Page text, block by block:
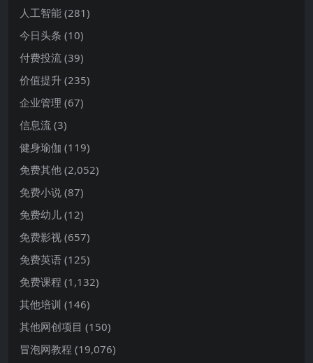
人工智能 (281)
今日头条 (10)
付费投流 (39)
价值提升 (235)
企业管理 (67)
信息流 (3)
健身瑜伽 (119)
免费其他 (2,052)
免费小说 (87)
免费幼儿 (12)
免费影视 (657)
免费英语 (125)
免费课程 (1,132)
其他培训 (146)
其他网创项目 (150)
冒泡网教程 (19,076)